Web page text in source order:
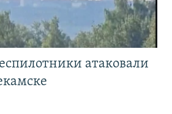
атаковали